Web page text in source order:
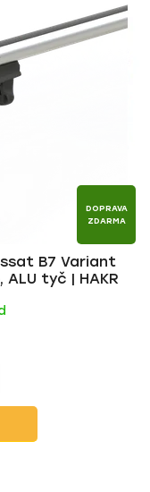
DOPRAVA
ZDARMA
B7 Variant
tyč | HAKR